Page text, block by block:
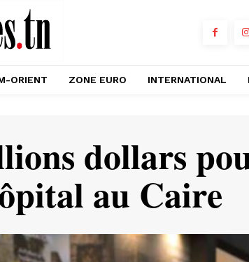
ORIENT ZONE EURO INTERNATIONAL
dollars
au Caire